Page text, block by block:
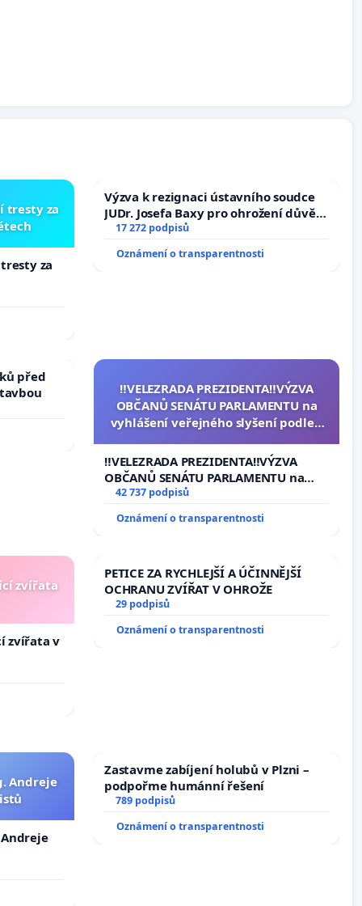
tresty za
za
Výzva k rezignaci ústavního soudce
JUDr. Josefa Baxy pro ohrožení důvěry
ve spravedlivý proces
17 272 podpisů
Oznámení o transparentnosti
před
‼️VELEZRADA PREZIDENTA‼️VÝZVA
OBČANŮ SENÁTU PARLAMENTU na
vyhlášení veřejného slyšení podle §
na přijetí usnesení k podání ústavní
žaloby na prezidenta republiky
‼️VELEZRADA PREZIDENTA‼️VÝZVA
OBČANŮ SENÁTU PARLAMENTU na
vyhlášení veřejného slyšení podle §
na přijetí usnesení k podání ústavní
42 737 podpisů
Oznámení o transparentnosti
zvířata
zvířata v
PETICE ZA RYCHLEJŠÍ A ÚČINNĚJŠÍ
OCHRANU ZVÍŘAT V OHROŽE
29 podpisů
Oznámení o transparentnosti
Andreje
Zastavme zabíjení holubů v Plzni –
podpořme humánní řešení
789 podpisů
Oznámení o transparentnosti